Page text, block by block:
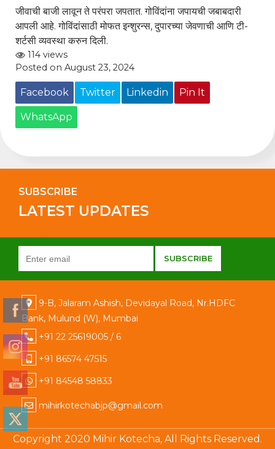
जीवाची बाजी लावून ते परंपरा जपतात. गोविंदांना जपायची जबाबदारी
आपली आहे. गोविंदांसाठी मोफत इन्शुरन्स, दुपारच्या जेवणाची आणि टी-
शर्टसी व्यवस्था करुन दिली.
114 views
Posted on August 23, 2024
Facebook Twitter Linkedin Pin It
WhatsApp
SUBSCRIBE
LATEST UPDATES
9-B, Jalaram Ashish, Devidayal Road, Nr.HDFC
Bank, Mulund (W), Mumbai
+91 22 25619005 / 6
+91 86574 47515
+91 84548 58833
mihirkotechabjp@gmail.com
Copyright 2020 Mihir Kotecha, All Rights Reserved.